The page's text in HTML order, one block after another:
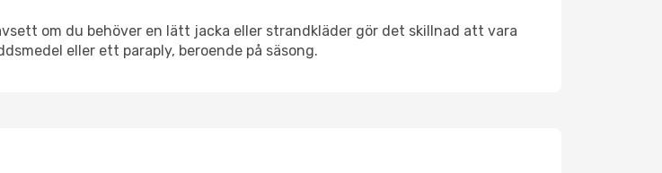
om du behöver en lätt jacka eller strandkläder gör det skillnad att vara
eller ett paraply, beroende på säsong.